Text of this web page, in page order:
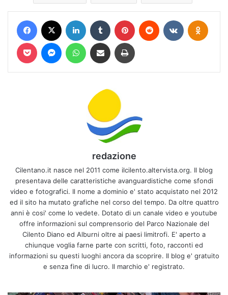
Facebook LinkedIn Tumblr Pinterest Reddit VKontakte
Pocket MessengerWhatsAppCondividi via mail Stampa
redazione
Cilentano.it nasce nel 2011 come ilcilento.altervista.org. Il blog
presentava delle caratteristiche avanguardistiche come sfondi
video e fotografici. Il nome a dominio e' stato acquistato nel 2012
ed il sito ha mutato grafiche nel corso del tempo. Da oltre quattro
anni è cosi' come lo vedete. Dotato di un canale video e youtube
offre informazioni sul comprensorio del Parco Nazionale del
Cilento Diano ed Alburni oltre ai paesi limitrofi. E' aperto a
chiunque voglia farne parte con scritti, foto, racconti ed
informazioni su questi luoghi ancora da scoprire. Il blog e' gratuito
e senza fine di lucro. Il marchio e' registrato.